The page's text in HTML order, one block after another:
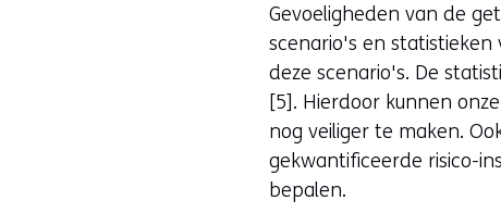
Gevoeligheden van de
scenario's en
deze scenario's. De
[5]. Hierdoor kunnen
nog veiliger te maken.
gekwantificeerde risico-
bepalen.